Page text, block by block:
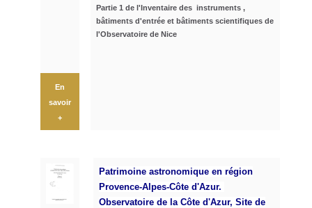
Partie 1 de l'Inventaire des instruments ,
bâtiments d'entrée et bâtiments scientifiques de
l'Observatoire de Nice
En
savoir
+
Patrimoine astronomique en région
Provence-Alpes-Côte d'Azur.
Observatoire de la Côte d'Azur, Site de